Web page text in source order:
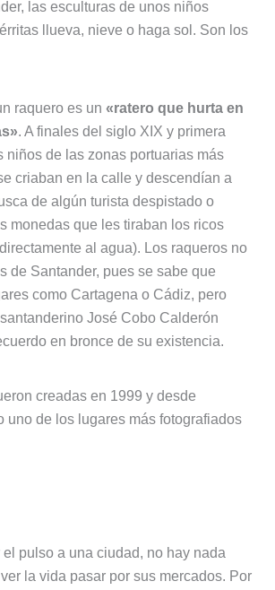
las esculturas de unos niños
llueva, nieve o haga sol. Son los
raquero es un «ratero que hurta en
. A finales del siglo XIX y primera
niños de las zonas portuarias más
criaban en la calle y descendían a
de algún turista despistado o
monedas que les tiraban los ricos
al agua). Los raqueros no
de Santander, pues se sabe que
como Cartagena o Cádiz, pero
José Cobo Calderón
en bronce de su existencia.
creadas en 1999 y desde
uno de los lugares más fotografiados
pulso a una ciudad, no hay nada
la vida pasar por sus mercados. Por